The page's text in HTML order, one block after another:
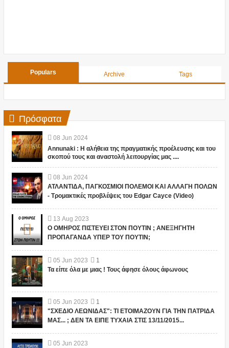
Populars Archive Tags
Πρόσφατα
08 Jun 2024
Annunaki : Η αλήθεια της πραγματικής προέλευσης και του
σκοπού τους και αναστολή λειτουργίας μας ....
08 Jun 2024
ΑΤΛΑΝΤΙΔΑ, ΠΑΓΚΟΣΜΙΟΙ ΠΟΛΕΜΟΙ ΚΑΙ ΑΛΛΑΓΗ ΠΟΛΩΝ
- Τρομακτικές προβλέψεις του Edgar Cayce (Video)
13 Aug 2023
Ο ΟΜΗΡΟΣ ΠΙΣΤΕΥΕΙ ΣΤΟΝ ΠΟΥΤΙΝ ; ΑΝΕΞΗΓΗΤΗ
ΠΡΟΠΑΓΑΝΔΑ ΥΠΕΡ ΤΟΥ ΠΟΥΤΙΝ;
05 Jun 2023
1
Τα είπε όλα με μιας ! Τους άφησε όλους άφωνους
05 Jun 2023
1
"ΣΧΕΔΙΟ ΛΕΩΝΙΔΑΣ": ΤΙ ΕΤΟΙΜΑΖΟΥΝ ΓΙΑ ΤΗΝ ΠΑΤΡΙΔΑ
ΜΑΣ... ; ΔΕΝ ΤΑ ΕΙΠΕ ΤΥΧΑΙΑ ΣΤΙΣ 13/11/2015...
05 Jun 2023